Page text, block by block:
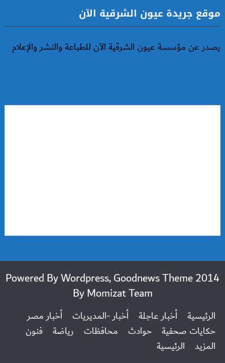
موقع جريدة عيون الشرقية الآن
يصدر عن مؤسسة عيون الشرقية الآن للطباعة والنشر والإعلام
2014 Powered By Wordpress, Goodnews Theme
ByMomizat Team
الرئيسية أخبار عاجلة أخبار -المديريات
أخبار مصر
حكايات صحفية
حوادث محافظات رياضة
فنون
المزيد
الرئيسية